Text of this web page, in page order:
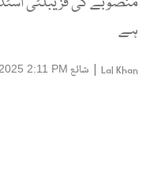
ہے
Lal Khan
| شائع 2:11 PM